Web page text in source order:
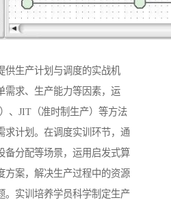
供生产计划与调度的实战机
需求、生产能力等因素，运
、JIT（准时制生产）等方法
求计划。在调度实训环节，通
备分配等场景，运用启发式算
方案，解决生产过程中的资源
。实训培养学员科学制定生产